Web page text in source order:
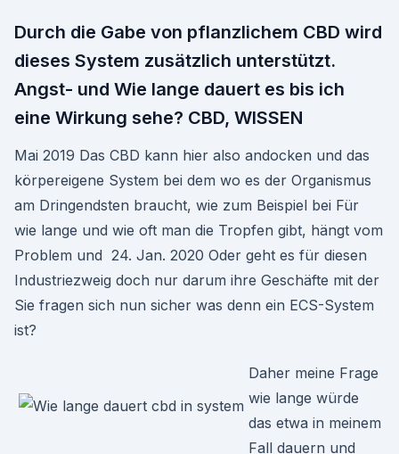
Durch die Gabe von pflanzlichem CBD wird
dieses System zusätzlich unterstützt.
Angst- und Wie lange dauert es bis ich
eine Wirkung sehe? CBD, WISSEN
Mai 2019 Das CBD kann hier also andocken und das
körpereigene System bei dem wo es der Organismus
am Dringendsten braucht, wie zum Beispiel bei Für
wie lange und wie oft man die Tropfen gibt, hängt vom
Problem und 24. Jan. 2020 Oder geht es für diesen
Industriezweig doch nur darum ihre Geschäfte mit der
Sie fragen sich nun sicher was denn ein ECS-System
ist?
Daher meine Frage
wie lange würde
das etwa in meinem
Fall dauern und